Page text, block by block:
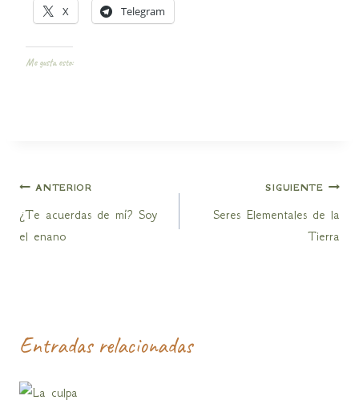
X Telegram
Me gusta esto:
Navegación
de
ANTERIOR
¿Te acuerdas de mí? Soy
el enano
SIGUIENTE
Seres Elementales de la
Tierra
Entradas relacionadas